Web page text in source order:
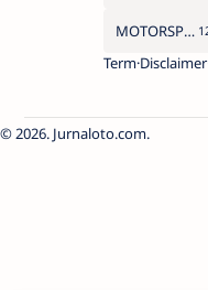
MOTORSPORT
Term Disclaimer
2026. Jurnaloto.com.